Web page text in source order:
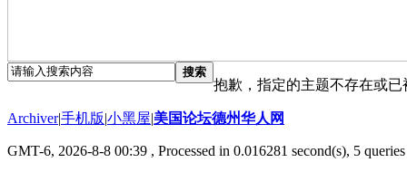
搜索
抱歉，指定的主题不存在或
Archiver|手机版|小黑屋|美国论坛德州华人网
GMT-6, 2026-8-8 00:39 , Processed in 0.016281 second(s), 5